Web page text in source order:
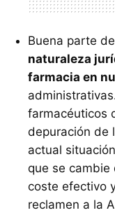
Buena parte
naturaleza
farmacia en
farmacéuticos
depuración de
actual
que se cambie
coste efectivo
reclamen a la